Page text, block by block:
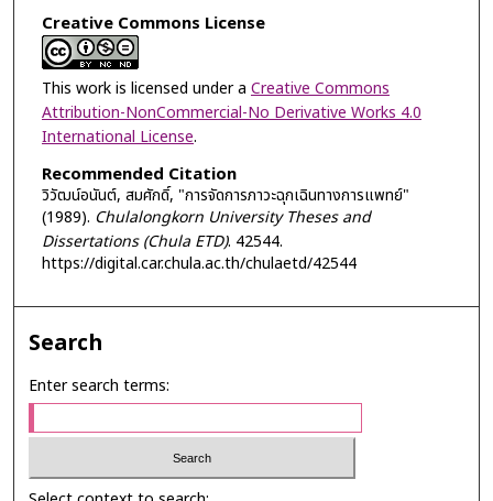
Creative Commons License
This work is licensed under a Creative Commons
Attribution-NonCommercial-No Derivative Works 4.0
International License.
Recommended Citation
วิวัฒน์อนันต์, สมศักดิ์, "การจัดการภาวะฉุกเฉินทางการแพทย์"
(1989). Chulalongkorn University Theses and
Dissertations (Chula ETD). 42544.
https://digital.car.chula.ac.th/chulaetd/42544
Search
Enter search terms: